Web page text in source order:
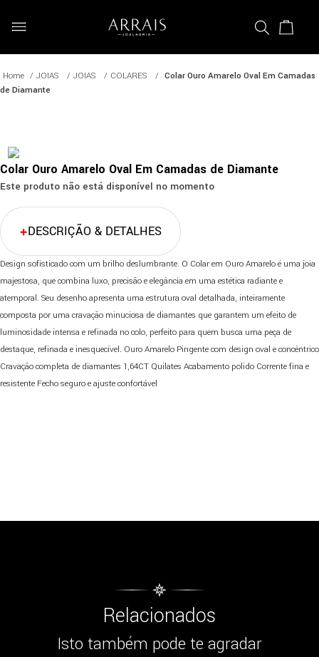
JOIAS JOIAS COLARES
Colar Ouro Amarelo Oval Em Camadas
de Diamante
Colar Ouro Amarelo Oval Em Camadas de Diamante
Este produto não está disponível no momento
DESCRIÇÃO & DETALHES
Design sofisticado com um brilho deslumbrante. O Colar em Ouro Amarelo é uma joia
majestosa, que combina luxo, precisão e elegância em uma estética radiante e
atemporal. Seu desenho apresenta uma estrutura oval detalhada, inteiramente
composta por uma cravação minuciosa de diamantes que garantem um efeito de
luminosidade intensa e refinada no colo, perfeito para quem busca uma peça de
destaque, refinada e inesquecível. Ouro Amarelo Pingente com design oval e concêntrico
Cravação completa de diamantes 1,64CT Quilates Acabamento polido Corrente fina e
resistente Fecho seguro e ajuste confortável
Relacionados
Isto também pode te agradar